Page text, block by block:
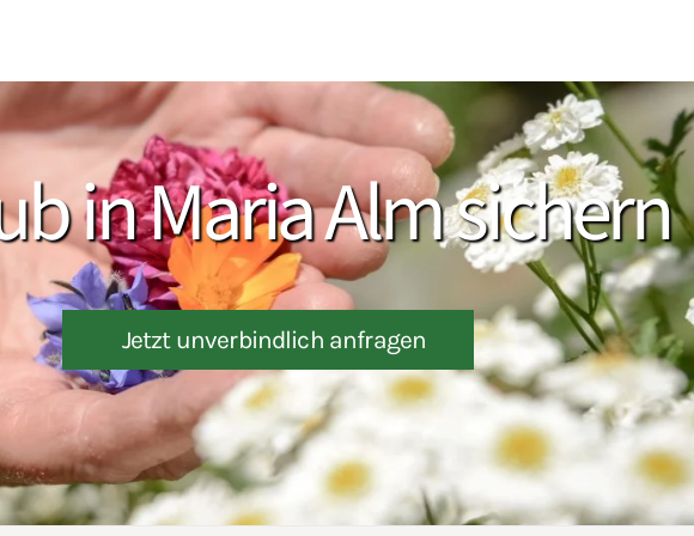
in Maria Alm sichern
Jetzt unverbindlich anfragen